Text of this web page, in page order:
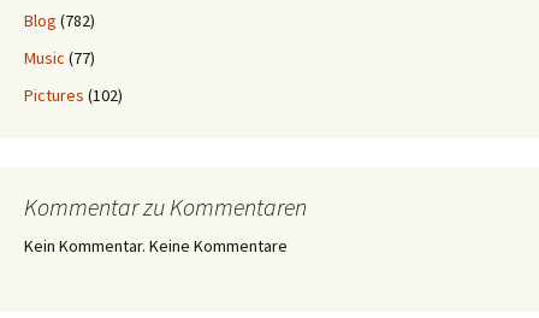
Blog (782)
Music (77)
Pictures (102)
Kommentar zu Kommentaren
Kein Kommentar. Keine Kommentare